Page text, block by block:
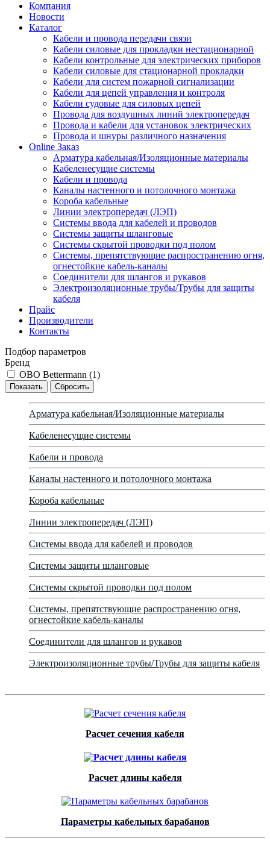
Компания
Новости
Каталог
Кабели и провода передачи связи
Кабели силовые для прокладки нестационарной
Кабели контрольные для электрических приборов
Кабели силовые для стационарной прокладки
Кабели для систем пожарной сигнализации
Кабели для цепей управления и контроля
Кабели судовые для силовых цепей
Провода для воздушных линий электропередач
Провода и кабели для установок электрических
Провода и шнуры различного назначения
Online Заказ
Арматура кабельная/Изоляционные материалы
Кабеленесущие системы
Кабели и провода
Каналы настенного и потолочного монтажа
Короба кабельные
Линии электропередач (ЛЭП)
Системы ввода для кабелей и проводов
Системы защиты шланговые
Системы скрытой проводки под полом
Системы, препятствующие распространению огня,
огнестойкие кабель-каналы
Соединители для шлангов и рукавов
Электроизоляционные трубы/Трубы для защиты
кабеля
Прайс
Производители
Контакты
Подбор параметров
Бренд
OBO Bettermann (1)
Арматура кабельная/Изоляционные материалы
Кабеленесущие системы
Кабели и провода
Каналы настенного и потолочного монтажа
Короба кабельные
Линии электропередач (ЛЭП)
Системы ввода для кабелей и проводов
Системы защиты шланговые
Системы скрытой проводки под полом
Системы, препятствующие распространению огня,
огнестойкие кабель-каналы
Соединители для шлангов и рукавов
Электроизоляционные трубы/Трубы для защиты кабеля
Расчет сечения кабеля
Расчет длины кабеля
Параметры кабельных барабанов